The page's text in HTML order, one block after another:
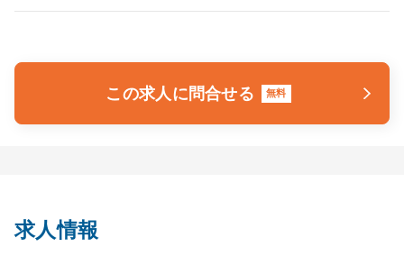
この求人に問合せる 無料
求人情報